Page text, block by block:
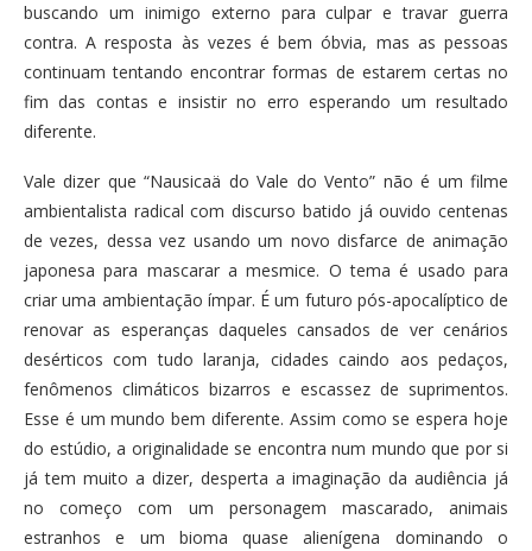
buscando um inimigo externo para culpar e travar guerra
contra. A resposta às vezes é bem óbvia, mas as pessoas
continuam tentando encontrar formas de estarem certas no
fim das contas e insistir no erro esperando um resultado
diferente.
Vale dizer que “Nausicaä do Vale do Vento” não é um filme
ambientalista radical com discurso batido já ouvido centenas
de vezes, dessa vez usando um novo disfarce de animação
japonesa para mascarar a mesmice. O tema é usado para
criar uma ambientação ímpar. É um futuro pós-apocalíptico de
renovar as esperanças daqueles cansados de ver cenários
desérticos com tudo laranja, cidades caindo aos pedaços,
fenômenos climáticos bizarros e escassez de suprimentos.
Esse é um mundo bem diferente. Assim como se espera hoje
do estúdio, a originalidade se encontra num mundo que por si
já tem muito a dizer, desperta a imaginação da audiência já
no começo com um personagem mascarado, animais
estranhos e um bioma quase alienígena dominando o